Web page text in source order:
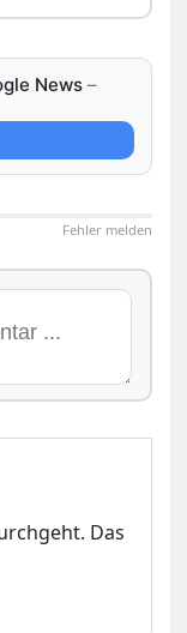
News –
Fehler melden
Das